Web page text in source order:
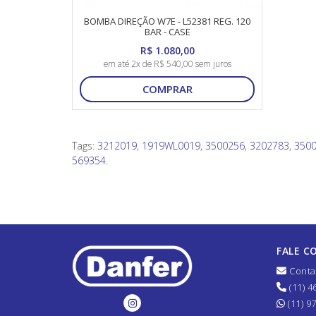
BOMBA DIREÇÃO W7E - L52381 REG. 120
BAR - CASE
R$ 1.080,00
em até 2x de R$ 540,00 sem juros
COMPRAR
Tags: 3212019, 1919WL0019, 3500256, 3202783,
569354.
FALE
(11)
(11)